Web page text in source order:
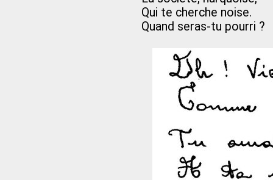
Qui te cherche noise.
Quand seras-tu pourri ?